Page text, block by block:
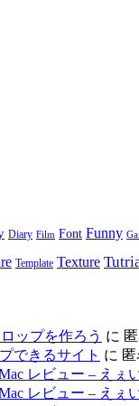
Diary Film Font Funny
Template Texture
ップを作ろう に
できるサイト に 匿
レビュー – え
レビュー – え